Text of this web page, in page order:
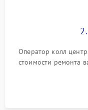
Оператор колл
стоимости ремонта